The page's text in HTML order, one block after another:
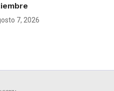
7, 2026